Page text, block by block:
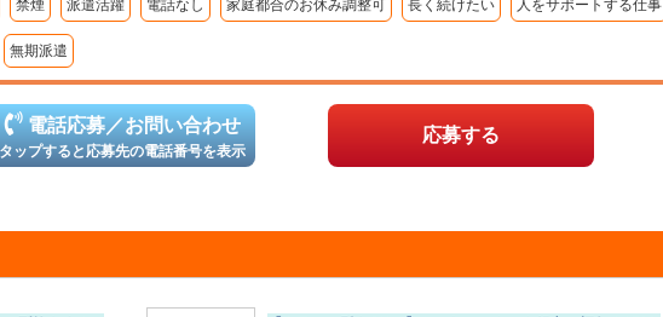
禁煙 派遣活躍 電話なし 家庭都合のお休み調整可 長く続けたい 人をサポートする仕事
無期派遣
電話応募／お問い合わせ
タップすると応募先の電話番号を表示
応募する